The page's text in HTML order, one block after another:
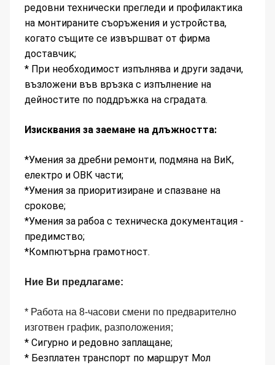
редовни технически прегледи и профилактика
на монтираните съоръжения и устройства,
когато същите се извършват от фирма
доставчик;
* При необходимост изпълнява и други задачи,
възложени във връзка с изпълнение на
дейностите по поддръжка на сградата.
Изисквания за заемане на длъжността:
*Умения за дребни ремонти, подмяна на ВиК,
електро и ОВК части;
*Умения за приоритизиране и спазване на
срокове;
*Умения за рабоа с техническа документация -
предимство;
*Компютърна грамотност.
Ние Ви предлагаме:
* Работа на 8-часови смени по предварително
изготвен график, разположения;
* Сигурно и редовно заплащане;
* Безплатен транспорт по маршрут Мол